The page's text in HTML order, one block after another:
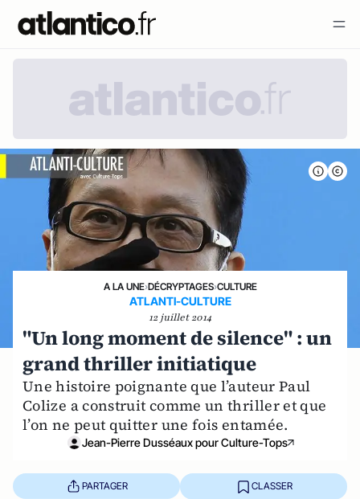
A LA UNE›DÉCRYPTAGES›CULTURE
ATLANTI-CULTURE
12 juillet 2014
"Un long moment de silence" : un
grand thriller initiatique
Une histoire poignante que l’auteur Paul
Colize a construit comme un thriller et que
l’on ne peut quitter une fois entamée.
Jean-Pierre Dusséaux pour Culture-Tops
PARTAGER CLASSER